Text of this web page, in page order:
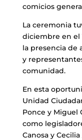
comicios
La ceremonia
diciembre en el
la presencia de
y
comunidad.
En esta
Unidad
Ponce y Miguel
como
Canosa y